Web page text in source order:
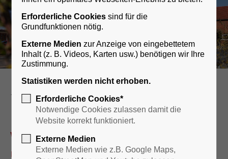
Rathaus & Bürgerservice
Wir sind für Sie da – persönlich
und digital!
Erforderliche Cookies sind für die
Grundfunktionen nötig.
Externe Medien zur Anzeige von eingebettetem
Inhalt (z. B. Videos, Karten usw.) benötigen wir Ihre
Zustimmung.
Statistiken werden nicht erhoben.
Erforderliche Cookies*
Notwendige Cookies zulassen damit die
Website korrekt funktioniert.
Externe Medien
Externe Medien wie z.B. Google Maps,